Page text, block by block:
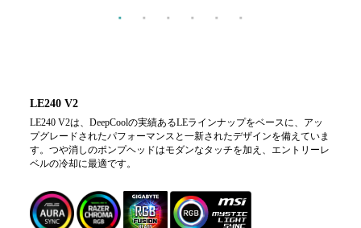
LE240 V2
LE240 V2は、DeepCoolの実績あるLEラインナップをベースに、アッ
プグレードされたパフォーマンスと一新されたデザインを備えていま
す。つや消しのポンプヘッドはモダンなタッチを加え、エントリーレ
ベルの冷却に最適です。